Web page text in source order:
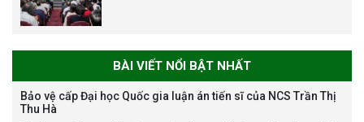
Bảo vệ luận án tiến sĩ của NCS
Nguyễn Thế Thông
BÀI VIẾT NỔI BẬT NHẤT
Bảo vệ cấp Đại học Quốc gia luận án tiến sĩ của NCS Trần Thị
Thu Hà